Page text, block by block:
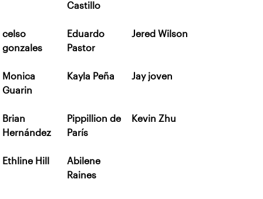
Castillo
celso
gonzales
Eduardo
Pastor
Jered Wilson
Monica
Guarin
Kayla Peña Jay joven
Brian
Hernández
Pippillion de
París
Kevin Zhu
Ethline Hill
Abilene
Raines